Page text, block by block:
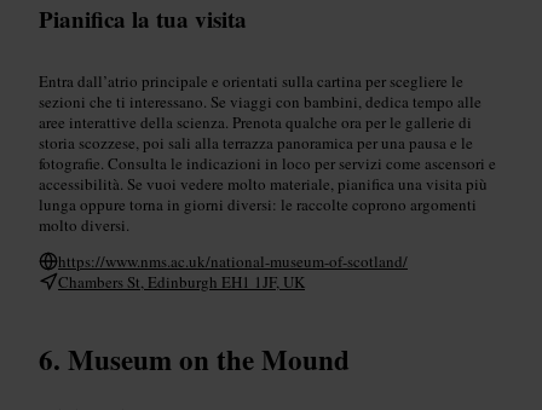
Pianifica la tua visita
Entra dall’atrio principale e orientati sulla cartina per scegliere le
sezioni che ti interessano. Se viaggi con bambini, dedica tempo alle
aree interattive della scienza. Prenota qualche ora per le gallerie di
storia scozzese, poi sali alla terrazza panoramica per una pausa e le
fotografie. Consulta le indicazioni in loco per servizi come ascensori e
accessibilità. Se vuoi vedere molto materiale, pianifica una visita più
lunga oppure torna in giorni diversi: le raccolte coprono argomenti
molto diversi.
https://www.nms.ac.uk/national-museum-of-scotland/
Chambers St, Edinburgh EH1 1JF, UK
Museum on the Mound